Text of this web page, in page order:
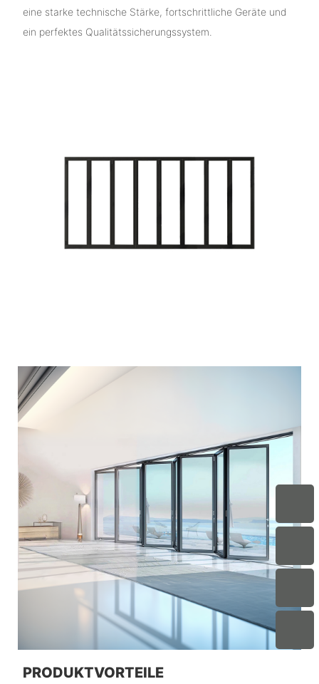
eine starke technische Stärke, fortschrittliche Geräte und
ein perfektes Qualitätssicherungssystem.
PRODUKTVORTEILE